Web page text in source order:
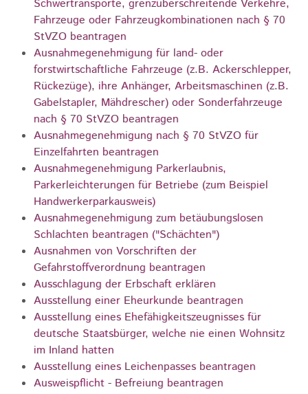
Schwertransporte, grenzüberschreitende Verkehre,
Fahrzeuge oder Fahrzeugkombinationen nach § 70
StVZO beantragen
Ausnahmegenehmigung für land- oder
forstwirtschaftliche Fahrzeuge (z.B. Ackerschlepper,
Rückezüge), ihre Anhänger, Arbeitsmaschinen (z.B.
Gabelstapler, Mähdrescher) oder Sonderfahrzeuge
nach § 70 StVZO beantragen
Ausnahmegenehmigung nach § 70 StVZO für
Einzelfahrten beantragen
Ausnahmegenehmigung Parkerlaubnis,
Parkerleichterungen für Betriebe (zum Beispiel
Handwerkerparkausweis)
Ausnahmegenehmigung zum betäubungslosen
Schlachten beantragen ("Schächten")
Ausnahmen von Vorschriften der
Gefahrstoffverordnung beantragen
Ausschlagung der Erbschaft erklären
Ausstellung einer Eheurkunde beantragen
Ausstellung eines Ehefähigkeitszeugnisses für
deutsche Staatsbürger, welche nie einen Wohnsitz
im Inland hatten
Ausstellung eines Leichenpasses beantragen
Ausweispflicht - Befreiung beantragen